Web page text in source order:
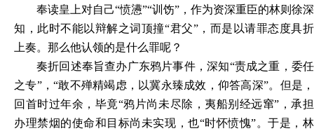
奉读皇上对自己“愤懑”“训饬”，作为资深重臣的林则徐深
知，此时不能以辩解之词顶撞“君父”，而是以请罪态度具折
上奏。那么他认领的是什么罪呢？
奏折回述奉旨查办广东鸦片事件，深知“责成之重，委任
之专”，“敢不殚精竭虑，以冀永臻成效，仰答高深”。但是，
回首时过年余，毕竟“鸦片尚未尽除，夷船别经远窜”，承担
办理禁烟的使命和目标尚未实现，也“时怀愤愧”。于是，林